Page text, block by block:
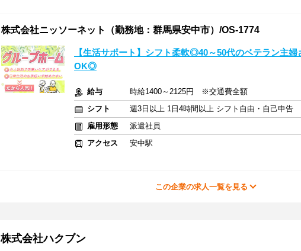
株式会社ニッソーネット（勤務地：群馬県安中市）/OS-1774
【生活サポート】シフト柔軟◎40～50代のベテラン主
OK◎
給与
時給1400～2125円 ※交通費全額
シフト
週3日以上 1日4時間以上 シフト自由・自己申告
雇用形態
派遣社員
アクセス
安中駅
この企業の求人一覧を見る
株式会社ハクブン